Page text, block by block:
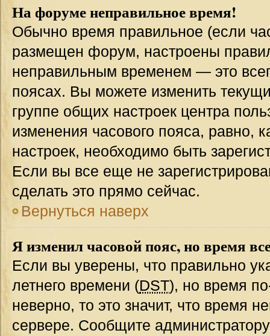
На форуме неправильное время!
Обычно время правильное (если
размещен форум, настроены
неправильным временем — это
поясах. Вы можете изменить
группе общих настроек центра
изменения часового пояса, равно,
настроек, необходимо быть
Если вы все еще не
сделать это прямо сейчас.
Вернуться наверх
Я изменил часовой пояс, но время
Если вы уверены, что правильно
летнего времени (DST), но время
неверно, то это значит, что время
сервере. Сообщите